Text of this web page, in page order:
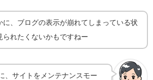
に、ブログの表示が崩れてしまっている状
られたくないかもですねー
、サイトをメンテナンスモー